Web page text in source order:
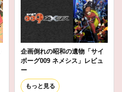
企画倒れの昭和の遺物「サイ
ボーグ009 ネメシス」レビュ
ー
もっと見る